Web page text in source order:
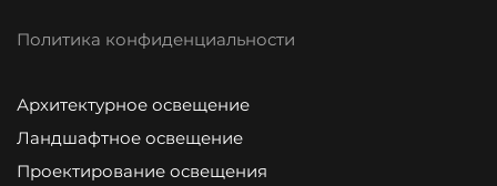
Политика конфиденциальности
Архитектурное освещение
Ландшафтное освещение
Проектирование освещения